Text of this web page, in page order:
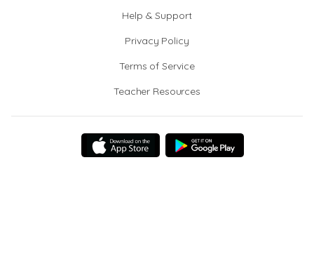
Help & Support
Privacy Policy
Terms of Service
Teacher Resources